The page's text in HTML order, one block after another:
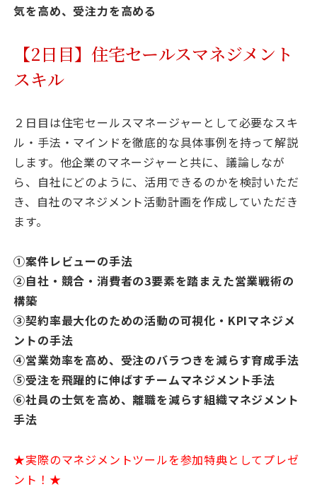
気を高め、受注力を高める
【2日目】住宅セールスマネジメント
スキル
２日目は住宅セールスマネージャーとして必要なスキ
ル・手法・マインドを徹底的な具体事例を持って解説
します。他企業のマネージャーと共に、議論しなが
ら、自社にどのように、活用できるのかを検討いただ
き、自社のマネジメント活動計画を作成していただき
ます。
①案件レビューの手法
②自社・競合・消費者の3要素を踏まえた営業戦術の
構築
③契約率最大化のための活動の可視化・KPIマネジメ
ントの手法
④営業効率を高め、受注のバラつきを減らす育成手法
⑤受注を飛躍的に伸ばすチームマネジメント手法
⑥社員の士気を高め、離職を減らす組織マネジメント
手法
★実際のマネジメントツールを参加特典としてプレゼ
ント！★